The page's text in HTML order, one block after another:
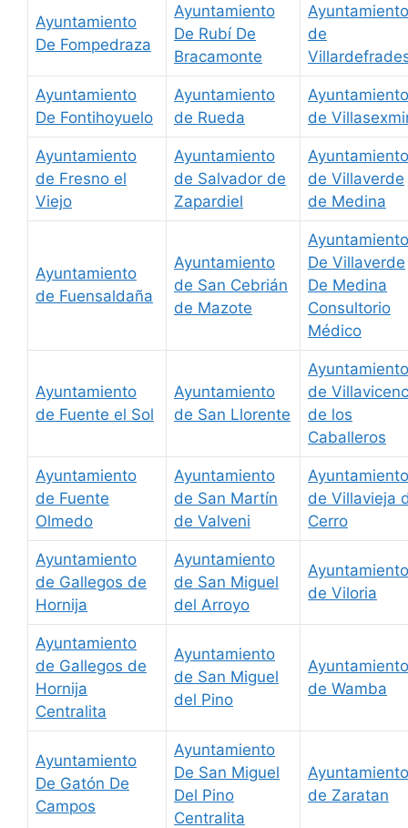
Ayuntamiento
De Fompedraza
Ayuntamiento
De Rubí De
Bracamonte
Ayuntamiento
de
Ayuntamiento
De Fontihoyuelo
Ayuntamiento
de Rueda
Ayuntamiento
de
Ayuntamiento
de Fresno el
Viejo
Ayuntamiento
de Salvador de
Zapardiel
Ayuntamiento
de Villaverde
de Medina
Ayuntamiento
de Fuensaldaña
Ayuntamiento
de San Cebrián
de Mazote
Ayuntamiento
De Villaverde
De Medina
Consultorio
Médico
Ayuntamiento
de Fuente el Sol
Ayuntamiento
de San Llorente
Ayuntamiento
de
de los
Caballeros
Ayuntamiento
de Fuente
Olmedo
Ayuntamiento
de San Martín
de Valveni
Ayuntamiento
de Villavieja
Cerro
Ayuntamiento
de Gallegos de
Hornija
Ayuntamiento
de San Miguel
del Arroyo
Ayuntamiento
de Viloria
Ayuntamiento
de Gallegos de
Hornija
Centralita
Ayuntamiento
de San Miguel
del Pino
Ayuntamiento
de Wamba
Ayuntamiento
De Gatón De
Campos
Ayuntamiento
De San Miguel
Del Pino
Centralita
Ayuntamiento
de Zaratan